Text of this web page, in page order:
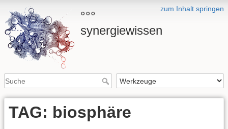
zum Inhalt springen
°°°
synergiewissen
TAG: biosphäre